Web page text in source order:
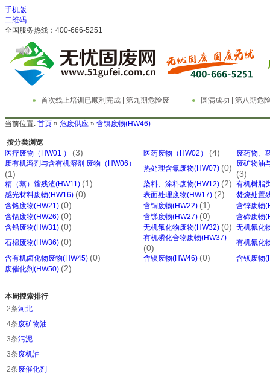
手机版
二维码
全国服务热线：400-666-5251
首次线上培训已顺利完成 | 第九期危险废
物管理与技术实务精英特训营
圆满成功 | 第八期危
务精英特训营
当前位置: 首页 » 危废供应 » 含镍废物(HW46)
按分类浏览
医疗废物（HW01 ）
(3) 医药废物（HW02） (4)
废药物、
废有机溶剂与含有机溶剂 废物（HW06）
(1)
热处理含氰废物(HW07) (0) 废矿物油
(3)
精（蒸）馏残渣(HW11) (1) 染料、涂料废物(HW12) (2) 有机树脂
感光材料废物(HW16) (0) 表面处理废物(HW17) (2)
焚烧处置
含铬废物(HW21) (0) 含铜废物(HW22) (1)
含锌废物
含镉废物(HW26) (0) 含锑废物(HW27) (0)
含碲废物
含铅废物(HW31) (0) 无机氟化物废物(HW32) (0) 无机氰化
石棉废物(HW36) (0) 有机磷化合物废物(HW37)
(0)
有机氰化
含有机卤化物废物(HW45) (0) 含镍废物(HW46) (0)
含钡废物
废催化剂(HW50) (2)
本周搜索排行
2条河北
4条废矿物油
3条污泥
3条废机油
2条废催化剂